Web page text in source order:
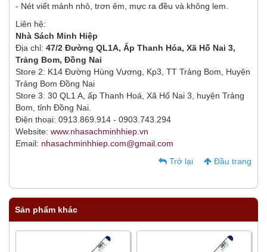
- Nét viết mảnh nhỏ, trơn êm, mực ra đều và không lem.
Liên hệ:
Nhà Sách Minh Hiệp
Địa chỉ: 47/2 Đường QL1A, Ấp Thanh Hóa, Xã Hố Nai 3,
Trảng Bom, Đồng Nai
Store 2: K14 Đường Hùng Vương, Kp3, TT Trảng Bom, Huyện
Trảng Bom Đồng Nai
Store 3: 30 QL1 A, ấp Thanh Hoá, Xã Hố Nai 3, huyện Trảng
Bom, tỉnh Đồng Nai.
Điện thoại: 0913.869.914 - 0903.743.294
Website: www.nhasachminhhiep.vn
Email: nhasachminhhiep.com@gmail.com
Trở lại
Đầu trang
Sản phẩm khác